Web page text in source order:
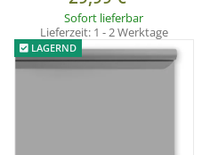
Lieferumfang
1x Hintergrundkarton 0,7 x
Sofort lieferbar
Lieferzeit: 1 - 2 Werktage
LAGERND